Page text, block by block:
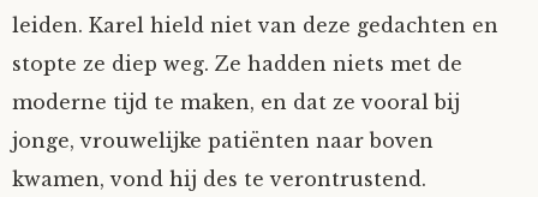
leiden. Karel hield niet van deze gedachten en
stopte ze diep weg. Ze hadden niets met de
moderne tijd te maken, en dat ze vooral bij
jonge, vrouwelijke patiënten naar boven
kwamen, vond hij des te verontrustend.